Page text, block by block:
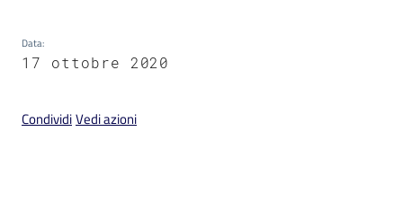
s
Data:
17 ottobre 2020
CondividiVedi azioni